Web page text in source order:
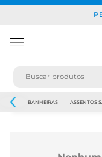
JAPI BANHEIRAS ASSENTOS